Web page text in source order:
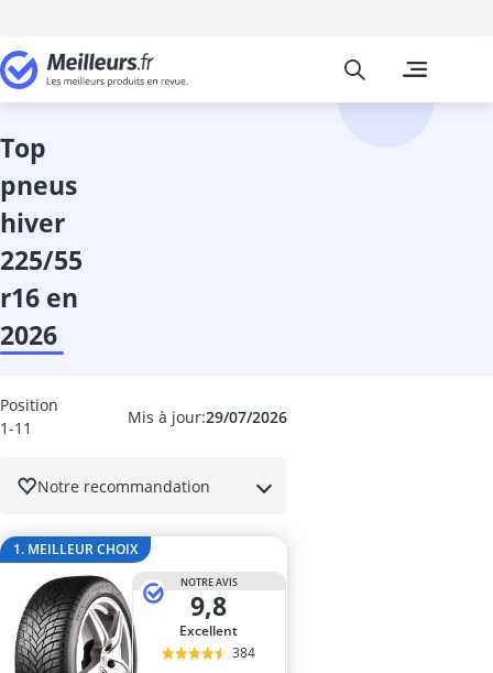
Auto et Moto
Adaptateur
Meilleurs
top
pneus
hiver
225/55
r16 en
2026
Mis à jour:29/07/2026
Position
1-11
Notre recommandation
1. MEILLEUR CHOIX
NOTRE AVIS
9,8
Excellent
384